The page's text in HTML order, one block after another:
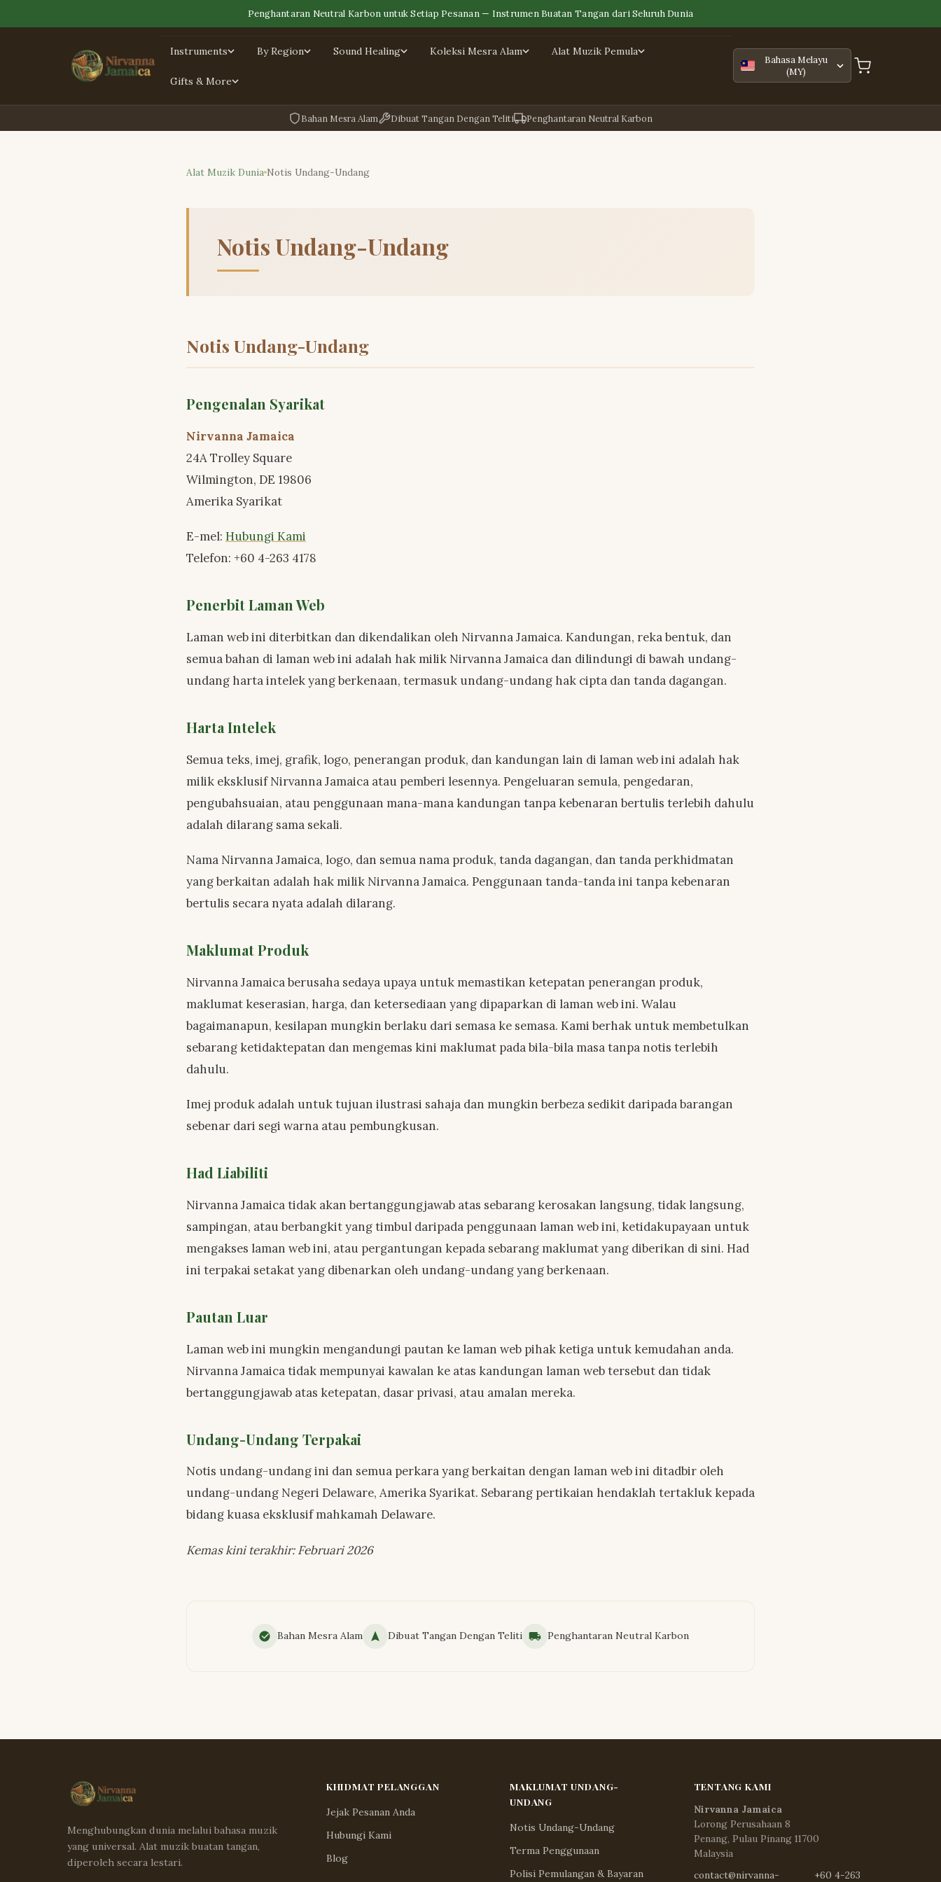
Penghantaran Neutral Karbon untuk Setiap Pesanan — Instrumen Buatan Tangan dari Seluruh Dunia
Instruments By Region Sound Healing Koleksi Mesra Alam Alat Muzik Pemula
Gifts & More
Bahasa Melayu
(MY)
Bahan Mesra Alam Dibuat Tangan Dengan Teliti Penghantaran Neutral Karbon
Alat Muzik Dunia Notis Undang-Undang
Notis Undang-Undang
Notis Undang-Undang
Pengenalan Syarikat
Nirvanna Jamaica
24A Trolley Square
Wilmington, DE 19806
Amerika Syarikat
E-mel: Hubungi Kami
Telefon: +60 4-263 4178
Penerbit Laman Web
Laman web ini diterbitkan dan dikendalikan oleh Nirvanna Jamaica. Kandungan, reka bentuk, dan
semua bahan di laman web ini adalah hak milik Nirvanna Jamaica dan dilindungi di bawah undang-
undang harta intelek yang berkenaan, termasuk undang-undang hak cipta dan tanda dagangan.
Harta Intelek
Semua teks, imej, grafik, logo, penerangan produk, dan kandungan lain di laman web ini adalah hak
milik eksklusif Nirvanna Jamaica atau pemberi lesennya. Pengeluaran semula, pengedaran,
pengubahsuaian, atau penggunaan mana-mana kandungan tanpa kebenaran bertulis terlebih dahulu
adalah dilarang sama sekali.
Nama Nirvanna Jamaica, logo, dan semua nama produk, tanda dagangan, dan tanda perkhidmatan
yang berkaitan adalah hak milik Nirvanna Jamaica. Penggunaan tanda-tanda ini tanpa kebenaran
bertulis secara nyata adalah dilarang.
Maklumat Produk
Nirvanna Jamaica berusaha sedaya upaya untuk memastikan ketepatan penerangan produk,
maklumat keserasian, harga, dan ketersediaan yang dipaparkan di laman web ini. Walau
bagaimanapun, kesilapan mungkin berlaku dari semasa ke semasa. Kami berhak untuk membetulkan
sebarang ketidaktepatan dan mengemas kini maklumat pada bila-bila masa tanpa notis terlebih
dahulu.
Imej produk adalah untuk tujuan ilustrasi sahaja dan mungkin berbeza sedikit daripada barangan
sebenar dari segi warna atau pembungkusan.
Had Liabiliti
Nirvanna Jamaica tidak akan bertanggungjawab atas sebarang kerosakan langsung, tidak langsung,
sampingan, atau berbangkit yang timbul daripada penggunaan laman web ini, ketidakupayaan untuk
mengakses laman web ini, atau pergantungan kepada sebarang maklumat yang diberikan di sini. Had
ini terpakai setakat yang dibenarkan oleh undang-undang yang berkenaan.
Pautan Luar
Laman web ini mungkin mengandungi pautan ke laman web pihak ketiga untuk kemudahan anda.
Nirvanna Jamaica tidak mempunyai kawalan ke atas kandungan laman web tersebut dan tidak
bertanggungjawab atas ketepatan, dasar privasi, atau amalan mereka.
Undang-Undang Terpakai
Notis undang-undang ini dan semua perkara yang berkaitan dengan laman web ini ditadbir oleh
undang-undang Negeri Delaware, Amerika Syarikat. Sebarang pertikaian hendaklah tertakluk kepada
bidang kuasa eksklusif mahkamah Delaware.
Kemas kini terakhir: Februari 2026
Bahan Mesra Alam Dibuat Tangan Dengan Teliti Penghantaran Neutral Karbon
Menghubungkan dunia melalui bahasa muzik
yang universal. Alat muzik buatan tangan,
diperoleh secara lestari.
KHIDMAT PELANGGAN
Jejak Pesanan Anda
Hubungi Kami
Blog
MAKLUMAT UNDANG-
UNDANG
Notis Undang-Undang
Terma Penggunaan
Polisi Pemulangan & Bayaran
TENTANG KAMI
Nirvanna Jamaica
Lorong Perusahaan 8
Penang, Pulau Pinang 11700
Malaysia
contact@nirvanna-
+60 4-263